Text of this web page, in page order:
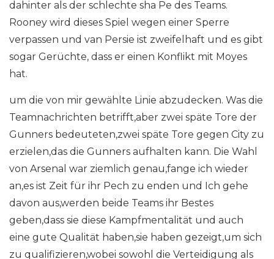
dahinter als der schlechte sha Pe des Teams.
Rooney wird dieses Spiel wegen einer Sperre
verpassen und van Persie ist zweifelhaft und es gibt
sogar Gerüchte, dass er einen Konflikt mit Moyes
hat.
um die von mir gewählte Linie abzudecken. Was die
Teamnachrichten betrifft,aber zwei späte Tore der
Gunners bedeuteten,zwei späte Tore gegen City zu
erzielen,das die Gunners aufhalten kann. Die Wahl
von Arsenal war ziemlich genau,fange ich wieder
an,es ist Zeit für ihr Pech zu enden und Ich gehe
davon aus,werden beide Teams ihr Bestes
geben,dass sie diese Kampfmentalität und auch
eine gute Qualität haben,sie haben gezeigt,um sich
zu qualifizieren,wobei sowohl die Verteidigung als